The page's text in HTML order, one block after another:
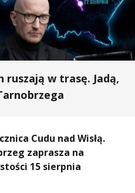
ruszają w trasę. Jadą,
Cudu nad Wisłą.
zaprasza na
15 sierpnia